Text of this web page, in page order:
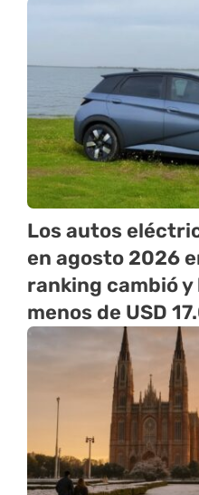
Los autos
en agosto 2026
ranking cambió
menos de USD